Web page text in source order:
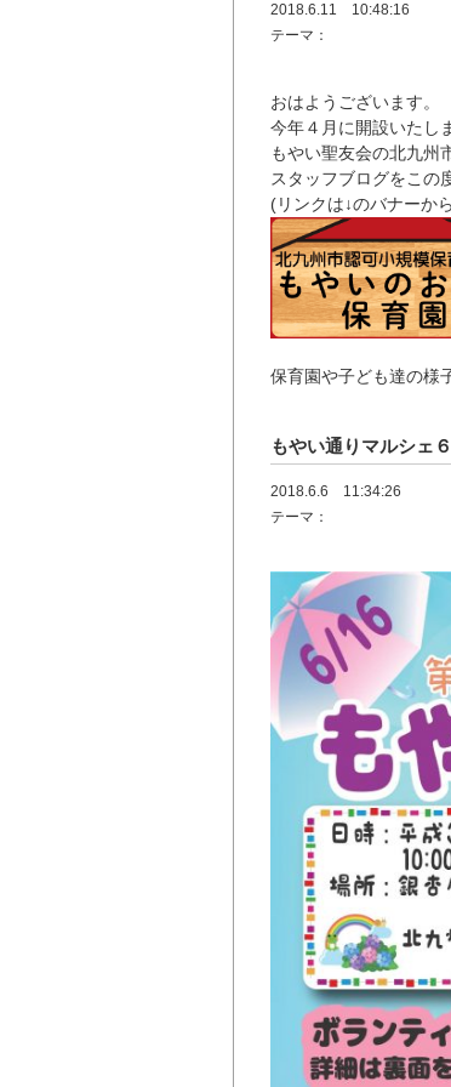
2018.6.11 10:48:16
テーマ：
おはようございます。
今年４月に開設いたし
もやい聖友会の北九州
スタッフブログをこの
(リンクは↓のバナーか
保育園や子ども達の様
もやい通りマルシェ
2018.6.6 11:34:26
テーマ：